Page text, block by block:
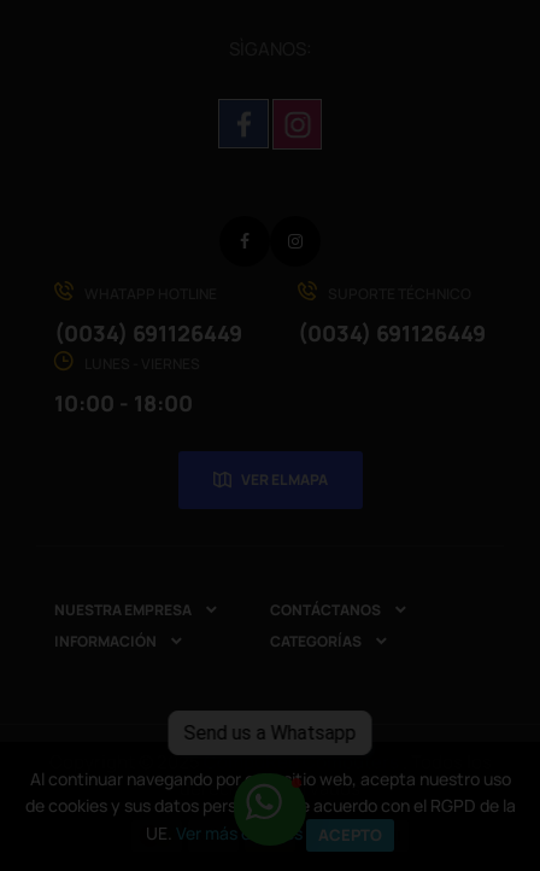
Send us a Whatsapp
Al continuar navegando por este sitio web, acepta nuestro uso
de cookies y sus datos personales de acuerdo con el RGPD de la
UE. Ver más detalles ACEPTO
(0034) 691126449 (0034) 691126449
10:00 - 18:00
VER EL MAPA
Facebook
NUESTRA EMPRESA  CONTÁCTANOS 
INFORMACIÓN  CATEGORÍAS 
Al continuar navegando por este sitio web, acepta nuestro uso
de cookies y sus datos personales de acuerdo con el RGPD de la
UE. Ver más detalles ACEPTO
Copyright © 2025CompuRed Computers
derechos reservados